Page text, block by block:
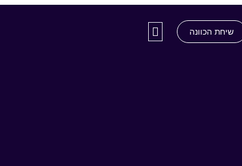
שיחת הכוונה